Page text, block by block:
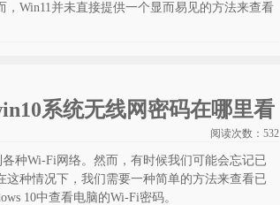
Win11并未直接提供一个显而易见的方法来查看
系统无线网密码在哪里看
阅读次数： 532
种Wi-Fi网络。然而，有时候我们可能会忘记已
种情况下，我们需要一种简单的方法来查看已
10中查看电脑的Wi-Fi密码。